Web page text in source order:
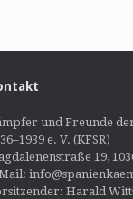
und Freunde
e. V. (KFSR)
19,
Harald